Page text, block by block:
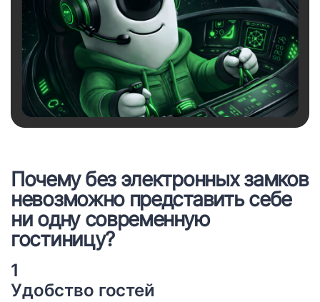
Почему без электронных замков
невозможно представить себе
ни одну современную
гостиницу?
1
Удобство гостей